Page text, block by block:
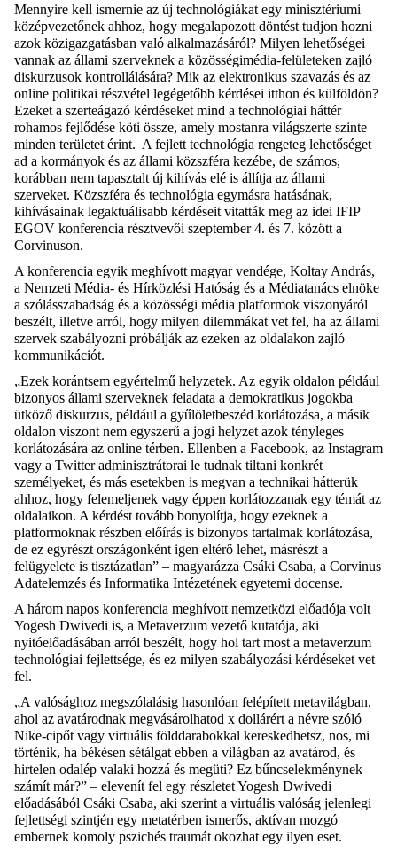
Mennyire kell ismernie az új technológiákat egy minisztériumi
középvezetőnek ahhoz, hogy megalapozott döntést tudjon hozni
azok közigazgatásban való alkalmazásáról? Milyen lehetőségei
vannak az állami szerveknek a közösségimédia-felületeken zajló
diskurzusok kontrollálására? Mik az elektronikus szavazás és az
online politikai részvétel legégetőbb kérdései itthon és külföldön?
Ezeket a szerteágazó kérdéseket mind a technológiai háttér
rohamos fejlődése köti össze, amely mostanra világszerte szinte
minden területet érint. A fejlett technológia rengeteg lehetőséget
ad a kormányok és az állami közszféra kezébe, de számos,
korábban nem tapasztalt új kihívás elé is állítja az állami
szerveket. Közszféra és technológia egymásra hatásának,
kihívásainak legaktuálisabb kérdéseit vitatták meg az idei IFIP
EGOV konferencia résztvevői szeptember 4. és 7. között a
Corvinuson.
A konferencia egyik meghívott magyar vendége, Koltay András,
a Nemzeti Média- és Hírközlési Hatóság és a Médiatanács elnöke
a szólásszabadság és a közösségi média platformok viszonyáról
beszélt, illetve arról, hogy milyen dilemmákat vet fel, ha az állami
szervek szabályozni próbálják az ezeken az oldalakon zajló
kommunikációt.
„Ezek korántsem egyértelmű helyzetek. Az egyik oldalon például
bizonyos állami szerveknek feladata a demokratikus jogokba
ütköző diskurzus, például a gyűlöletbeszéd korlátozása, a másik
oldalon viszont nem egyszerű a jogi helyzet azok tényleges
korlátozására az online térben. Ellenben a Facebook, az Instagram
vagy a Twitter adminisztrátorai le tudnak tiltani konkrét
személyeket, és más esetekben is megvan a technikai hátterük
ahhoz, hogy felemeljenek vagy éppen korlátozzanak egy témát az
oldalaikon. A kérdést tovább bonyolítja, hogy ezeknek a
platformoknak részben előírás is bizonyos tartalmak korlátozása,
de ez egyrészt országonként igen eltérő lehet, másrészt a
felügyelete is tisztázatlan” – magyarázza Csáki Csaba, a Corvinus
Adatelemzés és Informatika Intézetének egyetemi docense.
A három napos konferencia meghívott nemzetközi előadója volt
Yogesh Dwivedi is, a Metaverzum vezető kutatója, aki
nyitóelőadásában arról beszélt, hogy hol tart most a metaverzum
technológiai fejlettsége, és ez milyen szabályozási kérdéseket vet
fel.
„A valósághoz megszólalásig hasonlóan felépített metavilágban,
ahol az avatárodnak megvásárolhatod x dollárért a névre szóló
Nike-cipőt vagy virtuális földdarabokkal kereskedhetsz, nos, mi
történik, ha békésen sétálgat ebben a világban az avatárod, és
hirtelen odalép valaki hozzá és megüti? Ez bűncselekménynek
számít már?” – elevenít fel egy részletet Yogesh Dwivedi
előadásából Csáki Csaba, aki szerint a virtuális valóság jelenlegi
fejlettségi szintjén egy metatérben ismerős, aktívan mozgó
embernek komoly pszichés traumát okozhat egy ilyen eset.